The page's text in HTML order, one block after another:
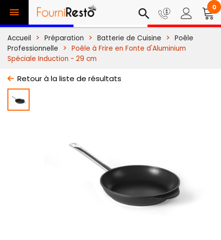
 search 0
Accueil Préparation Batterie de Cuisine
Poêle
Professionnelle
Poêle à Frire en Fonte d'Aluminium
Spéciale Induction - 29 cm
Retour à la liste de résultats